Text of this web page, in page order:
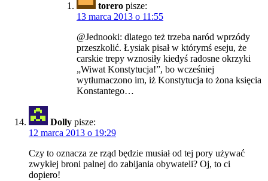
torero pisze:
13 marca 2013 o 11:55
@Jednooki: dlatego też trzeba naród wprzódy
przeszkolić. Łysiak pisał w którymś eseju, że
carskie trepy wznosiły kiedyś radosne okrzyki
„Wiwat Konstytucja!”, bo wcześniej
wytłumaczono im, iż Konstytucja to żona księcia
Konstantego…
Dolly pisze:
12 marca 2013 o 19:29
Czy to oznacza ze rząd będzie musiał od tej pory używać
zwykłej broni palnej do zabijania obywateli? Oj, to ci
dopiero!